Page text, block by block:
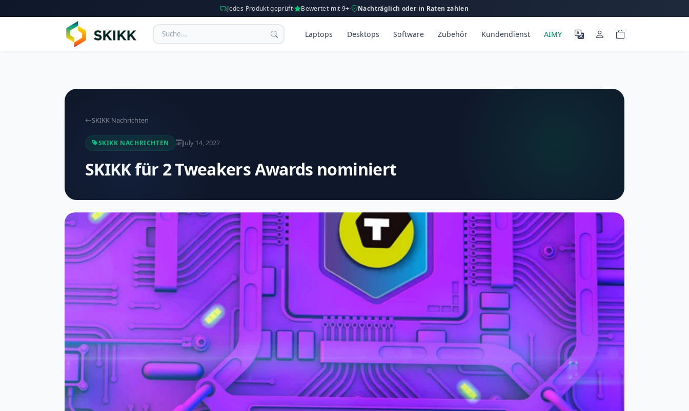
Jedes Produkt geprüft Bewertet mit 9+ Nachträglich oder in Raten zahlen
Laptops Desktops Software Zubehör Kundendienst AIMY
SKIKK Nachrichten
SKIKK NACHRICHTEN July 14, 2022
SKIKK für 2 Tweakers Awards nominiert